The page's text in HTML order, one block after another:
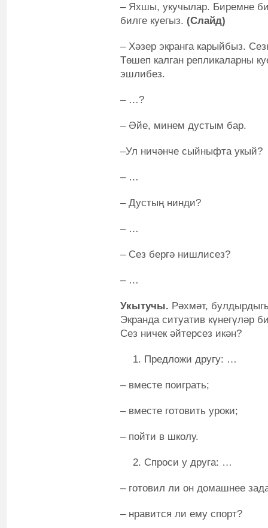
– Яхшы, укучылар. Биремне
билге куегыз. (Слайд)
– Хәзер экранга карыйбыз.
Төшеп калган репликаларны
эшлибез.
– …?
– Әйе, минем дустым бар.
–Ул ничәнче сыйныфта укый?
– …
– Дустың нинди?
– …
– Сез бергә нишлисез?
– …
Укытучы. Рәхмәт,
Экранда ситуатив күнегүләр
Сез ничек әйтерсез икән?
Предложи другу: …
– вместе поиграть;
– вместе готовить уроки;
– пойти в школу.
Спроси у друга: …
– готовил ли он домашнее
– нравится ли ему спорт?